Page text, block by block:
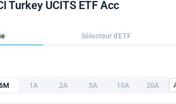
Turkey UCITS ETF Acc
Sélecteur d'ETF
1A 2A 5A 10A 20A